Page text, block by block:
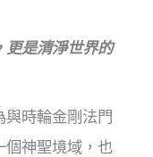
是清淨世界的
與時輪金剛法門
個神聖境域，也